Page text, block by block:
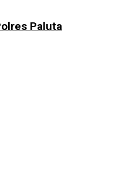
Paluta